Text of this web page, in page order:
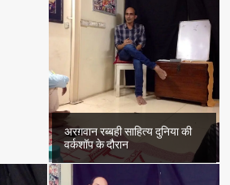
अरग़वान रब्बही साहित्य दुनिया की
वर्कशॉप के दौरान